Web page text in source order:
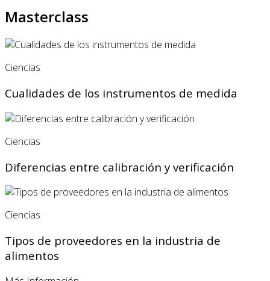
Masterclass
Ciencias
Cualidades de los instrumentos de medida
Ciencias
Diferencias entre calibración y verificación
Ciencias
Tipos de proveedores en la industria de
alimentos